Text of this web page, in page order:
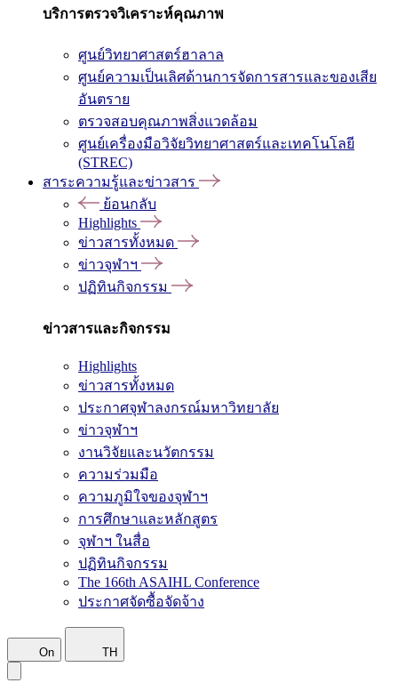
บริการตรวจวิเคราะห์คุณภาพ
ศูนย์วิทยาศาสตร์ฮาลาล
ศูนย์ความเป็นเลิศด้านการจัดการสารและของเสีย
อันตราย
ตรวจสอบคุณภาพสิ่งแวดล้อม
ศูนย์เครื่องมือวิจัยวิทยาศาสตร์และเทคโนโลยี
(STREC)
สาระความรู้และข่าวสาร
ย้อนกลับ
Highlights
ข่าวสารทั้งหมด
ข่าวจุฬาฯ
ปฏิทินกิจกรรม
ข่าวสารและกิจกรรม
Highlights
ข่าวสารทั้งหมด
ประกาศจุฬาลงกรณ์มหาวิทยาลัย
ข่าวจุฬาฯ
งานวิจัยและนวัตกรรม
ความร่วมมือ
ความภูมิใจของจุฬาฯ
การศึกษาและหลักสูตร
จุฬาฯ ในสื่อ
ปฏิทินกิจกรรม
The 166th ASAIHL Conference
ประกาศจัดซื้อจัดจ้าง
On TH